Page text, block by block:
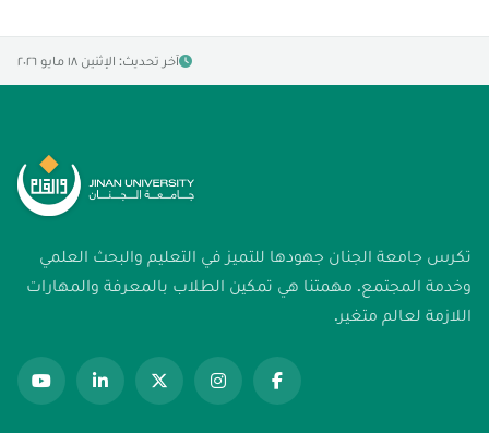
آخر تحديث: الإثنين ١٨ مايو ٢٠٢٦
تكرس جامعة الجنان جهودها للتميز في التعليم والبحث العلمي
وخدمة المجتمع. مهمتنا هي تمكين الطلاب بالمعرفة والمهارات
اللازمة لعالم متغير.